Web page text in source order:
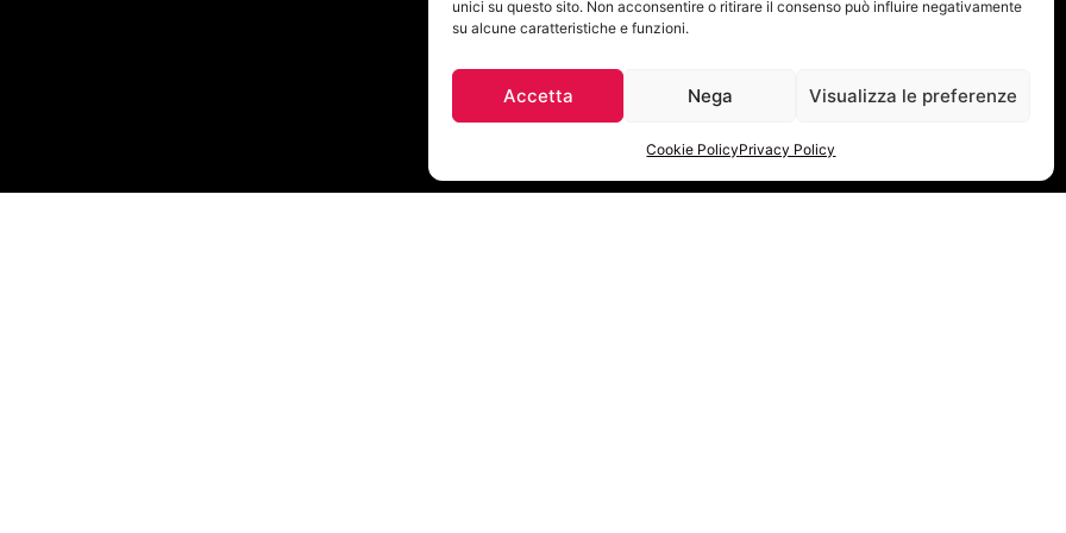
unici su questo sito. Non acconsentire o ritirare il consenso può influire negativamente
su alcune caratteristiche e funzioni.
Accetta Nega Visualizza le preferenze
Cookie PolicyPrivacy Policy